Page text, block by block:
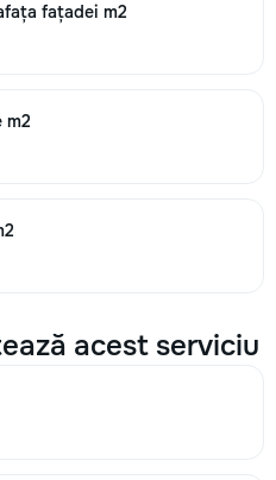
fațadei m2
m2
acest serviciu